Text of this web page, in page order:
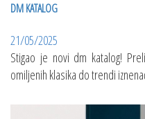
DM KATALOG
21/05/2025
Stigao je novi dm katalog!
omiljenih klasika do trendi